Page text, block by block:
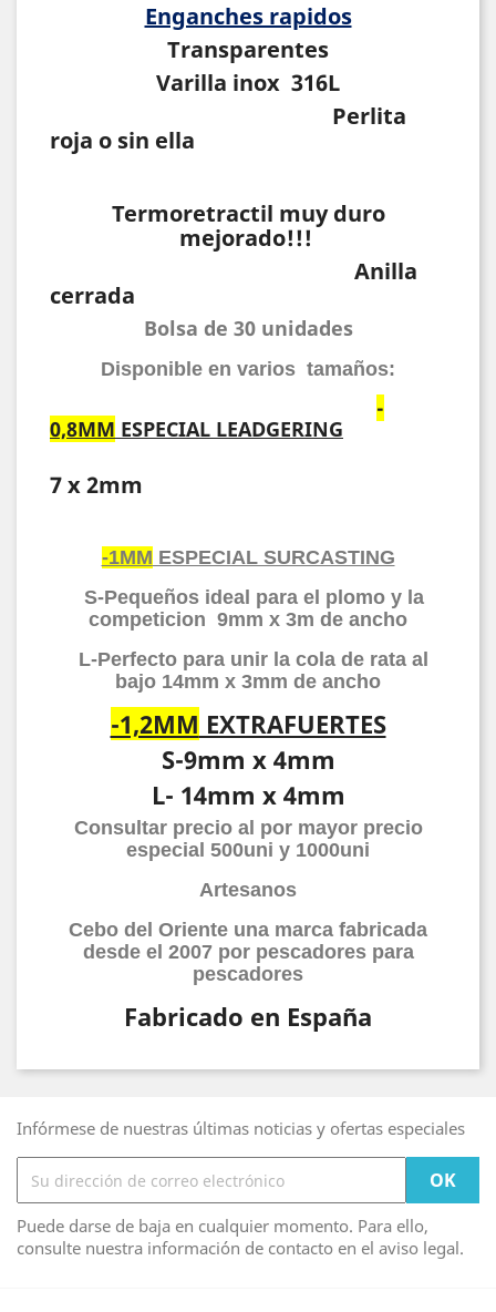
Enganches rapidos
Transparentes
Varilla inox 316L
Perlita
roja o sin ella
Termoretractil muy duro
mejorado!!!
Anilla
cerrada
Bolsa de 30 unidades
Disponible en varios tamaños:
-
0,8MM ESPECIAL LEADGERING
7 x 2mm
-1MM ESPECIAL SURCASTING
S-Pequeños ideal para el plomo y la
competicion 9mm x 3m de ancho
L-Perfecto para unir la cola de rata al
bajo 14mm x 3mm de ancho
-1,2MM EXTRAFUERTES
S-9mm x 4mm
L- 14mm x 4mm
Consultar precio al por mayor precio
especial 500uni y 1000uni
Artesanos
Cebo del Oriente una marca fabricada
desde el 2007 por pescadores para
pescadores
Fabricado en España
Infórmese de nuestras últimas noticias y ofertas especiales
Puede darse de baja en cualquier momento. Para ello,
consulte nuestra información de contacto en el aviso legal.